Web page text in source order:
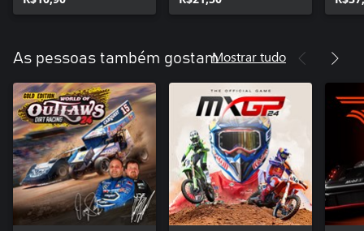
As pessoas também gostamMostrar tudo